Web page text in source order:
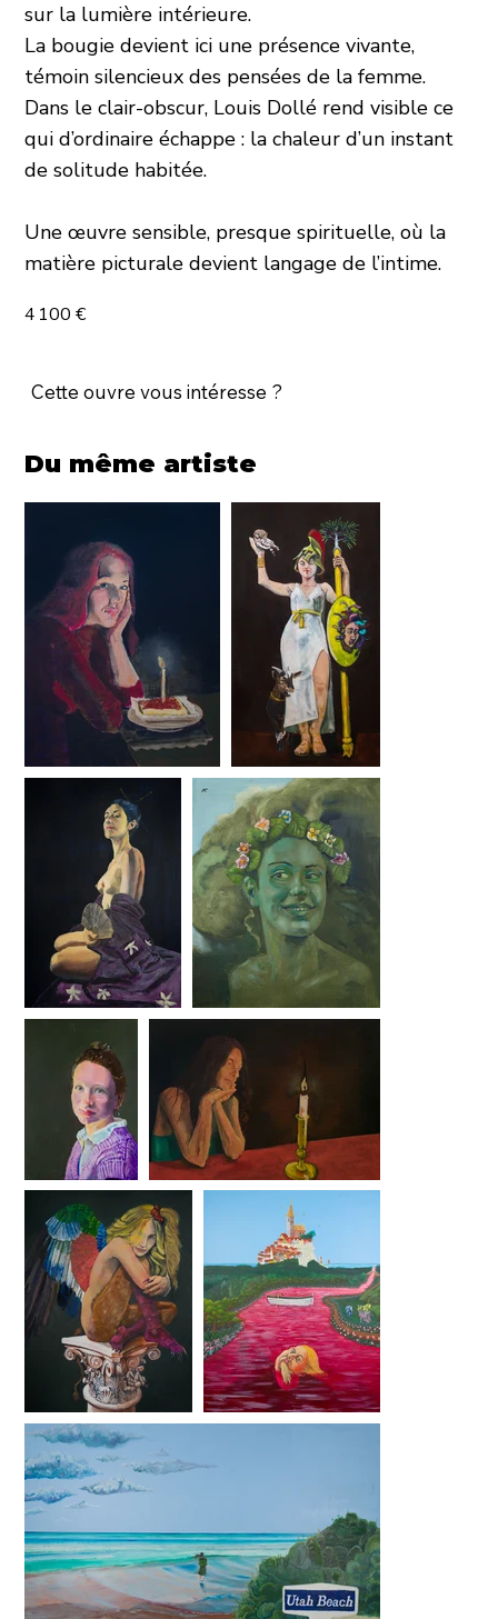
sur la lumière intérieure.
La bougie devient ici une présence vivante,
témoin silencieux des pensées de la femme.
Dans le clair-obscur, Louis Dollé rend visible ce
qui d’ordinaire échappe : la chaleur d’un instant
de solitude habitée.
Une œuvre sensible, presque spirituelle, où la
matière picturale devient langage de l’intime.
4 100 €
Cette ouvre vous intéresse ?
Du même artiste